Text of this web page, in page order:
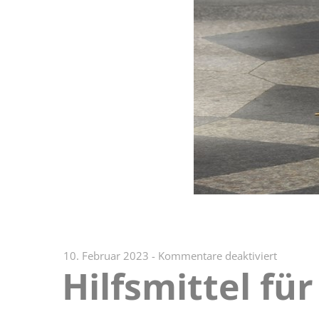
10. Februar 2023 - Kommentare deaktiviertfür
Hilfsmittel
für
Hilfsmittel für